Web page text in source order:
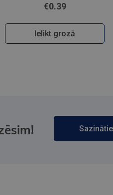
€0.39
Ielikt grozā